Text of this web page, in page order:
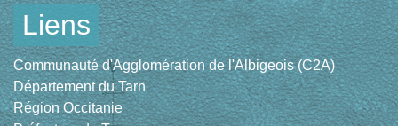
Liens
Communauté d'Agglomération de l'Albigeois (C2A)
Département du Tarn
Région Occitanie